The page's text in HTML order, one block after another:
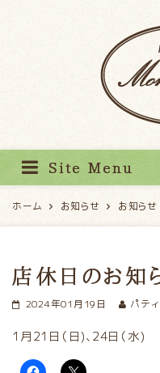
Site Menu
ホーム お知らせ お知らせ
店休日のお知
2024年01月19日 パテ
1月21日（日)、24日（水)